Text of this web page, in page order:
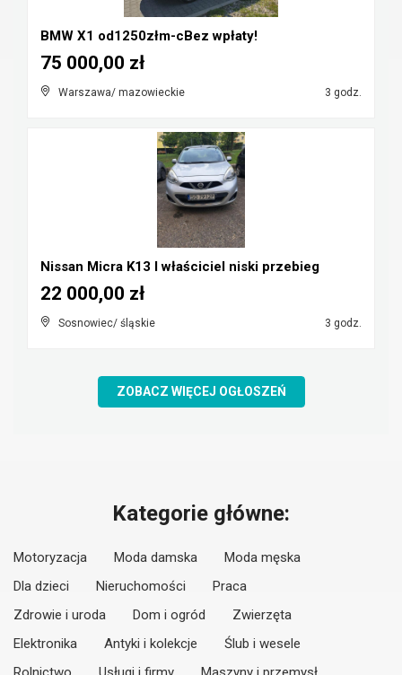
BMW X1 od1250złm-cBez wpłaty!
Warszawa/ mazowieckie 3 godz.
75 000,00 zł
Nissan Micra K13 I właściciel niski przebieg
Sosnowiec/ śląskie 3 godz.
22 000,00 zł
ZOBACZ WIĘCEJ OGŁOSZEŃ
Kategorie główne:
Motoryzacja Moda damska
Moda męska
Dla dzieci
Nieruchomości
Praca
Zdrowie i uroda
Dom i ogród
Zwierzęta
Elektronika
Antyki i kolekcje
Ślub i wesele